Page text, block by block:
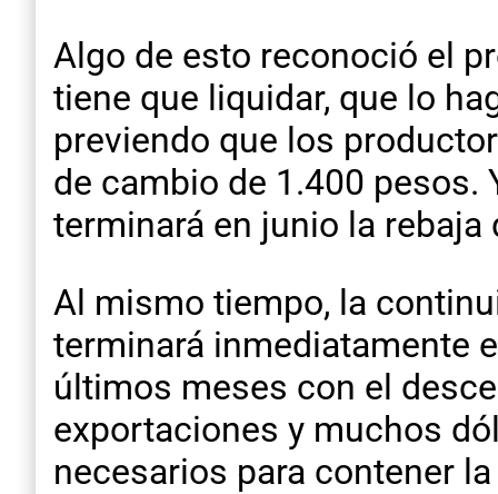
Algo de esto reconoció el
tiene que liquidar, que lo
previendo que los
de cambio de 1.400
terminará en junio la rebaja
Al mismo tiempo, la
terminará inmediatamente
últimos meses con el
exportaciones y muchos
necesarios para contener